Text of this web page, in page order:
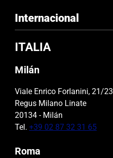
Internacional
ITALIA
Milán
Viale Enrico Forlanini, 21/23
Regus Milano Linate
20134 - Milán
Tel. +39 02 87 32 31 65
Roma